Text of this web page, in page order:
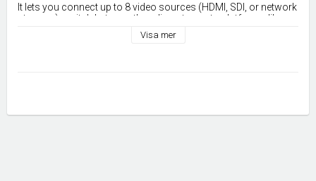
It lets you connect up to 8 video sources (HDMI, SDI, or network
streams), switch between them live, stream to platforms like
YouTube, and record everything at the same time. A key feature
is ISO recording, which means it saves each camera feed
graphics like overlays and picture-in-picture, and can be
Visa mer